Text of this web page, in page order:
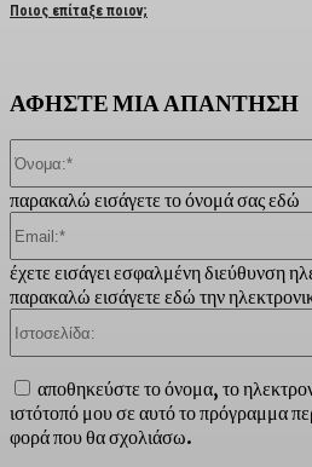
Ποιος επίταξε ποιον;
ΑΦΗΣΤΕ ΜΙΑ ΑΠΑΝΤΗΣΗ
παρακαλώ εισάγετε το όνομά σας εδώ
έχετε εισάγει εσφαλμένη διεύθυνση
παρακαλώ εισάγετε εδώ την
αποθηκεύστε το όνομα, το
ιστότοπό μου σε αυτό το πρόγραμμα
φορά που θα σχολιάσω.